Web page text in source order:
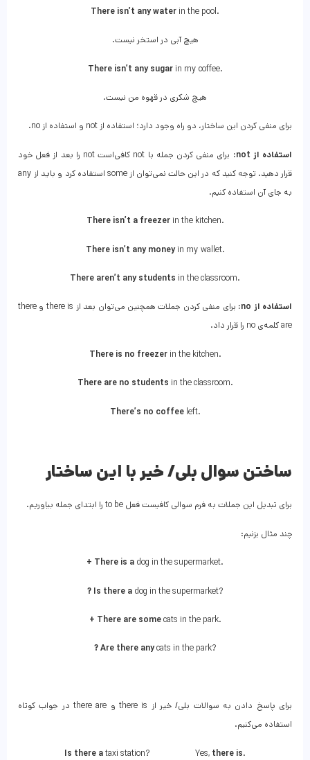
There isn’t anywater in the pool.
.هیچ آبی در استخر نیست
There isn’t any sugarin my coffee.
هیچ شکری در قهوه من نیست.
برای منفی کردن این ساختار، دو راه وجود دارد؛ استفاده از not و استفاده از no.
استفاده از not
:
برای منفی کردن جمله با not کافی‌است not را بعد از فعل خود
قرار دهید. توجه کنید که در این حالت نمی‌توان از some استفاده کرد و باید از any
به جای آن استفاده کنیم.
There isn’t a freezerin the kitchen.
There isn’t any moneyin my wallet.
There aren’t any students in the classroom.
استفاده از no
:
برای منفی کردن جملات همچنین می‌توان بعد از there is و there
are کلمه‌ی no را قرار داد.
There is no freezerin the kitchen.
There are no students in the classroom.
There’s no coffeeleft.
ساختن سوال بلی/ خیر با این ساختار
برای تبدیل این جملات به فرم سوالی کافیست فعل to be را ابتدای جمله بیاوریم.
چند مثال بزنیم:
+ There is a dog in the supermarket.
? Is there a dog in the supermarket?
+ There are somecats in the park.
?Are there anycats in the park?
برای پاسخ دادن به سوالات بلی/ خیر از there is و there are در جواب کوتاه
استفاده می‌کنیم.
Is there ataxi station? Yes, there is.